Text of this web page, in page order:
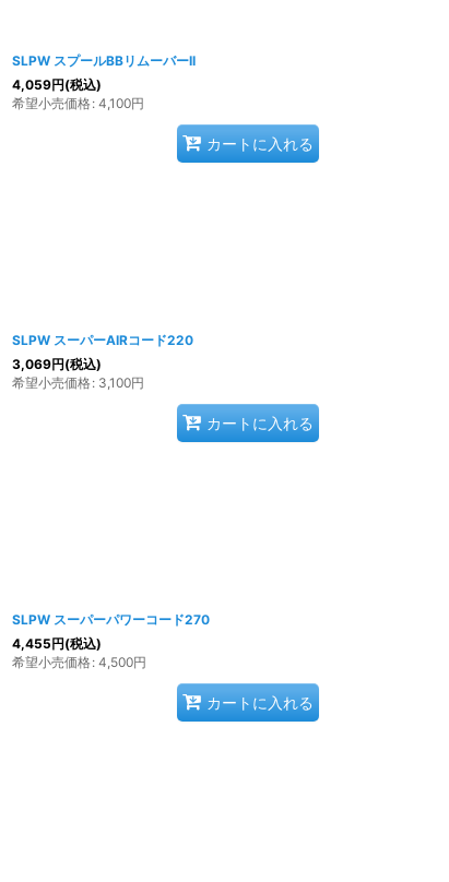
SLPW スプールBBリムーバーII
4,059円(税込)
希望小売価格: 4,100円
カートに入れる
SLPW スーパーAIRコード220
3,069円(税込)
希望小売価格: 3,100円
カートに入れる
SLPW スーパーパワーコード270
4,455円(税込)
希望小売価格: 4,500円
カートに入れる